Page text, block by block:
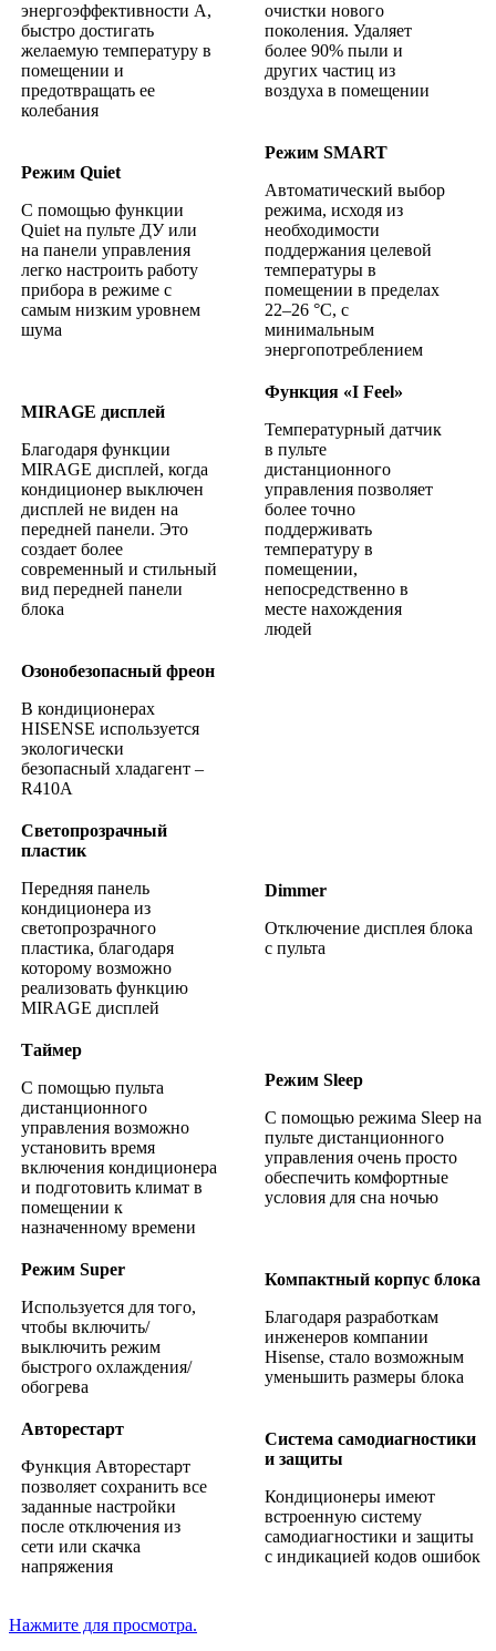
энергоэффективности А,
быстро достигать
желаемую температуру в
помещении и
предотвращать ее
колебания
очистки нового
поколения. Удаляет
более 90% пыли и
других частиц из
воздуха в помещении
Режим Quiet
C помощью функции
Quiet на пульте ДУ или
на панели управления
легко настроить работу
прибора в режиме с
самым низким уровнем
шума
Режим SMART
Автоматический выбор
режима, исходя из
необходимости
поддержания целевой
температуры в
помещении в пределах
22–26 °С, с
минимальным
энергопотреблением
MIRAGE дисплей
Благодаря функции
MIRAGE дисплей, когда
кондиционер выключен
дисплей не виден на
передней панели. Это
создает более
современный и стильный
вид передней панели
блока
Функция «I Feel»
Температурный датчик
в пульте
дистанционного
управления позволяет
более точно
поддерживать
температуру в
помещении,
непосредственно в
месте нахождения
людей
Озонобезопасный фреон
В кондиционерах
HISENSE используется
экологически
безопасный хладагент –
R410A
Светопрозрачный
пластик
Передняя панель
кондиционера из
светопрозрачного
пластика, благодаря
которому возможно
реализовать функцию
MIRAGE дисплей
Dimmer
Отключение дисплея блока
с пульта
Таймер
С помощью пульта
дистанционного
управления возможно
установить время
включения кондиционера
и подготовить климат в
помещении к
назначенному времени
Режим Sleep
С помощью режима Sleep на
пульте дистанционного
управления очень просто
обеспечить комфортные
условия для сна ночью
Режим Super
Используется для того,
чтобы включить/
выключить режим
быстрого охлаждения/
обогрева
Компактный корпус блока
Благодаря разработкам
инженеров компании
Hisense, стало возможным
уменьшить размеры блока
Авторестарт
Функция Авторестарт
позволяет сохранить все
заданные настройки
после отключения из
сети или скачка
напряжения
Система самодиагностики
и защиты
Кондиционеры имеют
встроенную систему
самодиагностики и защиты
с индикацией кодов ошибок
Нажмите для просмотра.